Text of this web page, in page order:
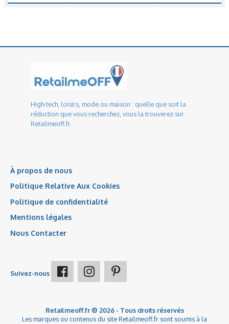
High-tech, loisirs, mode ou maison : quelle que soit la
réduction que vous recherchez, vous la trouverez sur
Retailmeoff.fr.
À propos de nous
Politique Relative Aux Cookies
Politique de confidentialité
Mentions légales
Nous Contacter
Suivez-nous
Retailmeoff.fr ® 2026 - Tous droits réservés
Les marques ou contenus du site Retailmeoff.fr sont soumis à la